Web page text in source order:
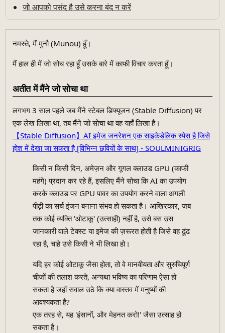
जो आपको पसंद है उसे करना बंद न करें
नमस्ते, मैं मुनौ (Munou) हूँ।
मैं हाल ही में जो सोच रहा हूँ उसके बारे में काफी विचार करता हूँ।
अतीत में मैंने जो सोचा था
लगभग 3 साल पहले जब मैंने स्टेबल डिफ्यूजन (Stable Diffusion) पर
एक लेख लिखा था, तब मैंने जो सोचा था वह यहाँ लिखा है।
【Stable Diffusion】AI इमेज जनरेशन एक साइकेडेलिक स्पेस है जिसे
होश में देखा जा सकता है [विभिन्न छवियों के साथ] - SOULMINIGRIG
किसी न किसी दिन, अमेज़न और गूगल क्लाउड GPU (काफी
महंगे) प्रदान कर रहे हैं, इसलिए मैंने सोचा कि AI का उपयोग
करके क्लाउड पर GPU पावर का उपयोग करने वाला अगली
पीढ़ी का सर्च इंजन बनाना संभव हो सकता है। आखिरकार, जब
तक कोई व्यक्ति 'ओटाकू' (उत्साही) नहीं है, उसे बस उस
जानकारी वाले टेक्स्ट या इमेज की ज़रूरत होती है जिसे वह ढूंढ
रहा है, चाहे उसे किसी ने भी लिखा हो।
यदि हर कोई ओटाकू जैसा होता, तो वे मानवीयता और सुरुचिपूर्ण
चीजों की तलाश करते, अन्यथा भविष्य का परिणाम ऐसा हो
सकता है जहाँ सवाल उठे कि क्या वास्तव में मनुष्यों की
आवश्यकता है?
एक तरह से, यह 'इंसानों, और मेहनत करो!' जैसा उत्साह हो
सकता है।